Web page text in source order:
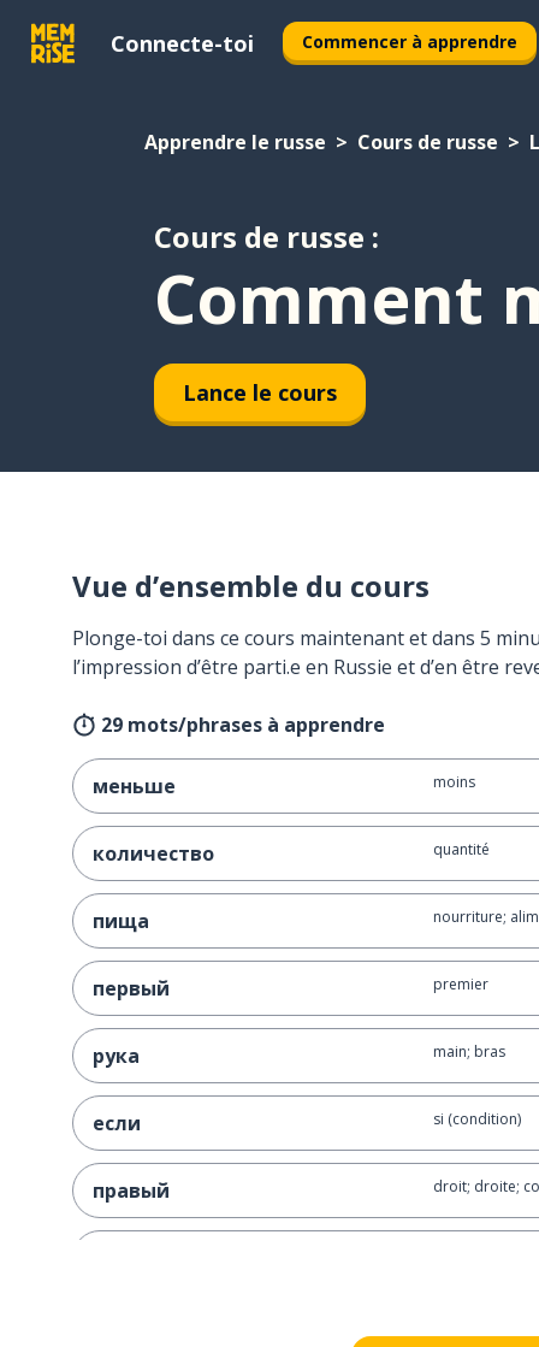
Connecte-toi Commencer à apprendre
Apprendre le russe Cours de russe
Cours de russe :
Comment
Lance le cours
Vue d’ensemble du cours
Plonge-toi dans ce cours maintenant et dans 5
l’impression d’être parti.e en Russie et d’en être
29 mots/phrases à apprendre
меньше moins
количество quantité
пища nourriture;
первый premier
рука main; bras
если si (condition)
правый droit; droite;